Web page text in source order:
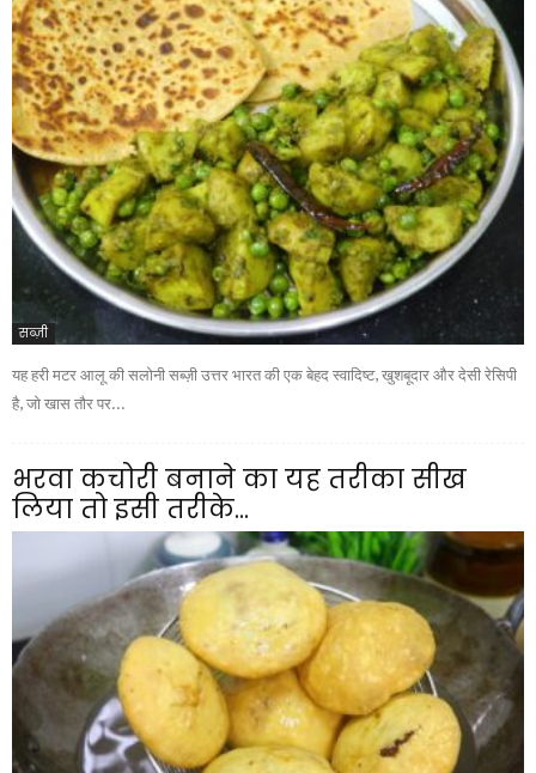
सब्ज़ी
यह हरी मटर आलू की सलोनी सब्ज़ी उत्तर भारत की एक बेहद स्वादिष्ट, खुशबूदार और देसी रेसिपी
है, जो खास तौर पर...
भरवा कचोरी बनाने का यह तरीका सीख
लिया तो इसी तरीके...